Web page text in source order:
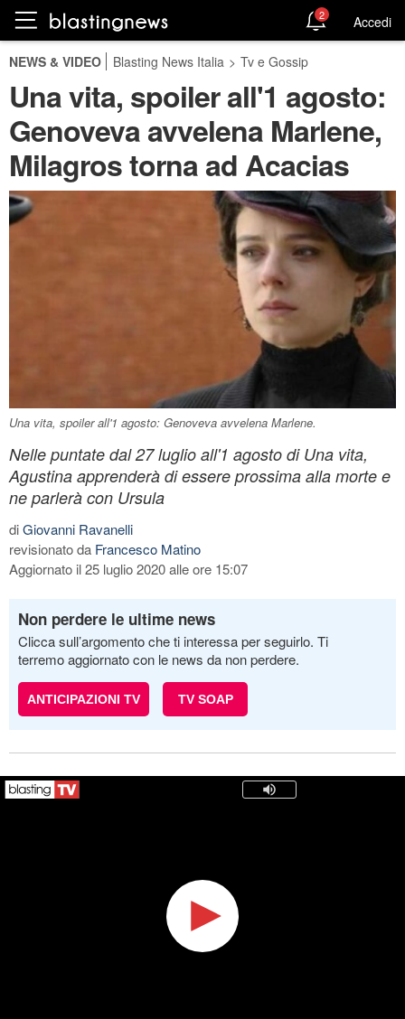
2 Accedi
NEWS & VIDEO Blasting News Italia > Tv e Gossip
Una vita, spoiler all'1 agosto:
Genoveva avvelena Marlene,
Milagros torna ad Acacias
Una vita, spoiler all'1 agosto: Genoveva avvelena Marlene.
Nelle puntate dal 27 luglio all'1 agosto di Una vita,
Agustina apprenderà di essere prossima alla morte e
ne parlerà con Ursula
diGiovanni Ravanelli
revisionato da Francesco Matino
Aggiornato il 25 luglio 2020 alle ore 15:07
Non perdere le ultime news
Clicca sull’argomento che ti interessa per seguirlo. Ti
terremo aggiornato con le news da non perdere.
ANTICIPAZIONI TV TV SOAP